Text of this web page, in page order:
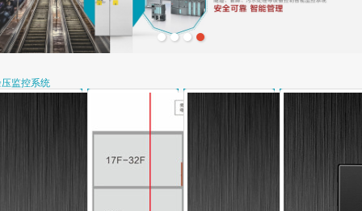
监控系统